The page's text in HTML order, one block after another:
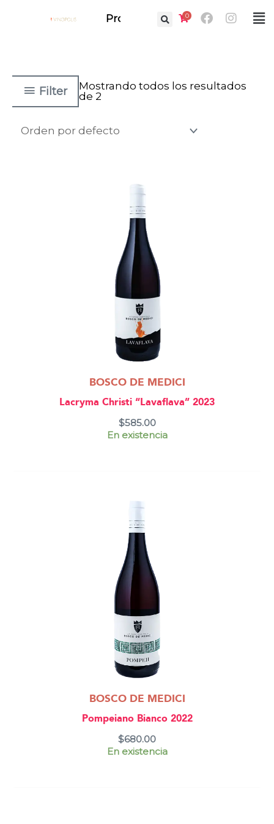
Prof. 0 Facebook
Filter
Mostrando todos los resultados
de 2
BOSCO DE MEDICI
Lacryma Christi “Lavaflava” 2023
$585.00
En existencia
BOSCO DE MEDICI
Pompeiano Bianco 2022
$680.00
En existencia